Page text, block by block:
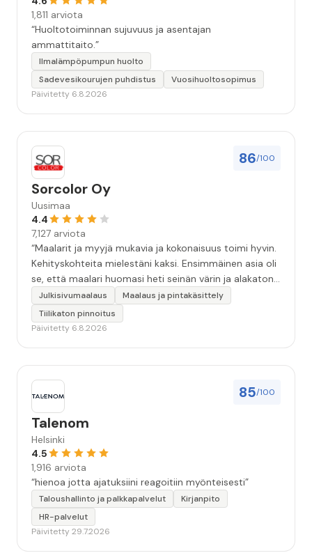
1,811 arviota
“Huoltotoiminnan sujuvuus ja asentajan
ammattitaito.”
Ilmalämpöpumpun huolto
Sadevesikourujen puhdistus
Vuosihuoltosopimus
Päivitetty 6.8.2026
86/100
Sorcolor Oy
Uusimaa
4.4
7,127 arviota
“Maalarit ja myyjä mukavia ja kokonaisuus toimi hyvin.
Kehityskohteita mielestäni kaksi. Ensimmäinen asia oli
se, että maalari huomasi heti seinän värin ja alakaton
värin erot mitä en huomannut. Hyvä toki että siinä
kohtaa huomattu mutta toki optimaalisessa
tilanteessa myyjä olisi jo kiinnittänyt tähän huomiota.
kokonaisuus hyvä ja varmasti tulevaisuudessakin
mahdollisuus että palveluita käytän”
Julkisivumaalaus
Maalaus ja pintakäsittely
Tiilikaton pinnoitus
Päivitetty 6.8.2026
85/100
Talenom
Helsinki
4.5
1,916 arviota
“hienoa jotta ajatuksiini reagoitiin myönteisesti”
Taloushallinto ja palkkapalvelut
Kirjanpito
HR-palvelut
Päivitetty 29.7.2026